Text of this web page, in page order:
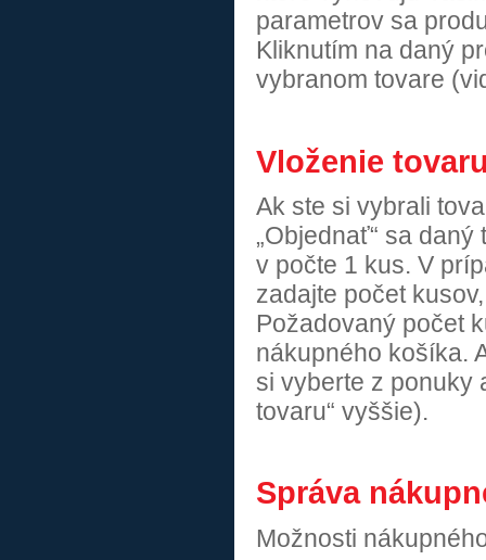
parametrov sa
Kliknutím na daný
vybranom tovare
Vloženie
Ak ste si vybrali
„Objednať“ sa
v počte 1 kus. V
zadajte počet
Požadovaný počet
nákupného košíka.
si vyberte z ponuky
tovaru“ vyššie).
Správa
Možnosti